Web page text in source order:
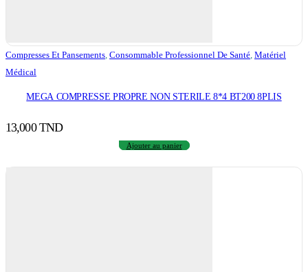
Compresses Et Pansements Consommable Professionnel De Santé Matériel
Médical
MEGA COMPRESSE PROPRE NON STERILE 8*4 BT200 8PLIS
13,000TND
Ajouter au panier